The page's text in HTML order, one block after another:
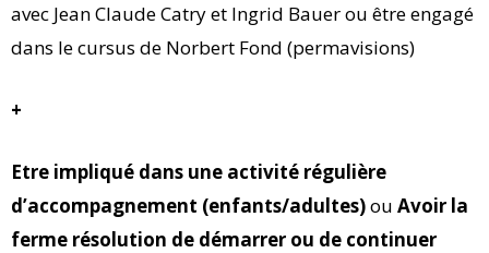
avec Jean Claude Catry et Ingrid Bauer ou être engagé
dans le cursus de Norbert Fond (permavisions)
+
Etre impliqué dans une activité régulière
d’accompagnement (enfants/adultes)ou Avoir la
ferme résolution de démarrer ou de continuer